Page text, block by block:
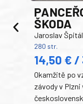
ŠKODA
Jaroslav
280 str.
14,50 € /
Okamžitě po
závody v